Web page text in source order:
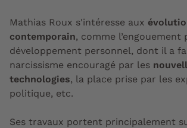
Mathias Roux s'intéresse aux
contemporain, comme l’engouement
développement personnel, dont il a
narcissisme encouragé par les
technologies, la place prise par les
politique, etc.
Ses travaux portent principalement